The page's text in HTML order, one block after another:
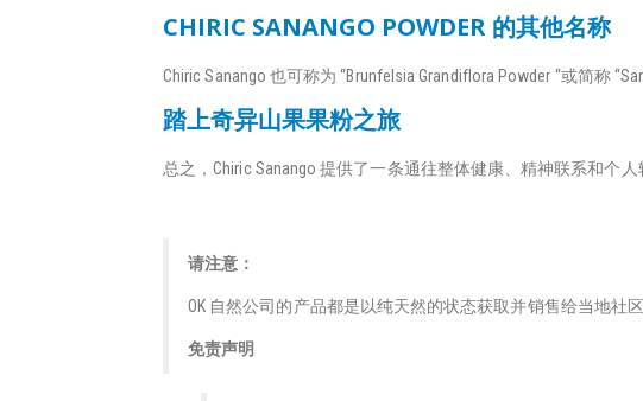
CHIRIC SANANGO POWDER 的其他名称
Chiric Sanango 也可称为 “Brunfelsia Grandiflora Powder “或简称
踏上奇异山果果粉之旅
总之，Chiric Sanango 提供了一条通往整体健康、精神联系和个
请注意：
OK 自然公司的产品都是以纯天然的状态获取并销售给当地社
免责声明